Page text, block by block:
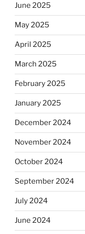
June 2025
May 2025
April 2025
March 2025
February 2025
January 2025
December 2024
November 2024
October 2024
September 2024
July 2024
June 2024